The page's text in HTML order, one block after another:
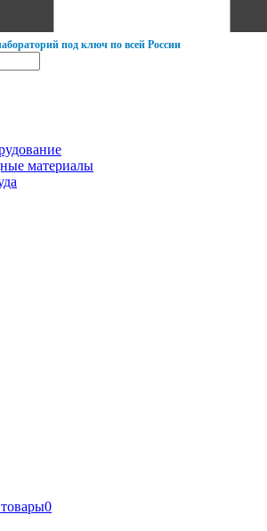
под ключ по всей России
материалы
0